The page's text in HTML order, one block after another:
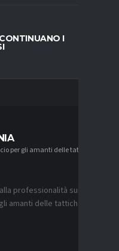
I
per gli amanti delle tattiche
professionalità sui
amanti delle tattiche